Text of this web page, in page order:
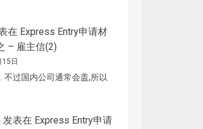
在 Express Entry申请材
– 雇主信(2)
日
不过国内公司通常会盖,所以
发表在 Express Entry申请